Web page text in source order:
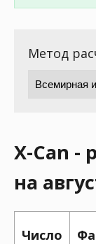
Метод
X-Can -
на
Число